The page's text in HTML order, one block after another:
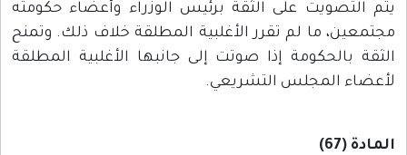
يتم التصويت على الثقة برئيس الوزراء وأعضاء حكومته
مجتمعين، ما لم تقرر الأغلبية المطلقة خلاف ذلك. وتمنح
الثقة بالحكومة إذا صوتت إلى جانبها الأغلبية المطلقة
لأعضاء المجلس التشريعي.
المادة (67)